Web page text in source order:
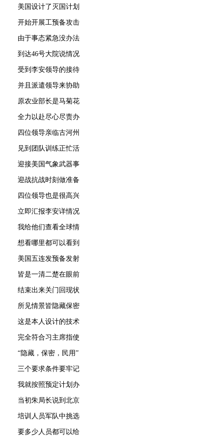
美国设计了灭国计划
开始开展工预备攻击
由于事态紧急没办法
到达46号大院说情况
受到李安领导的接待
并且派遣领导来协助
原农业部长是马菊花
全力以赴尽心尽责办
四位领导亲临古河州
见到团队训练正忙活
迎接美国气象武器事
迎战抗战时刻做准备
四位领导也是很高兴
立即汇报李安详情况
我给他们查看全球情
想看哪里都可以看到
美国五连发预备发射
皆是一清二楚在眼前
结束出来关门回现状
所见情景皆隐藏保密
这是本人设计的技术
完全符合习主席指使
“隐藏，保密，民用”
三个要求条件要牢记
我就按照预定计划办
当初朱局长说到北京
培训人员军队中挑选
要多少人员都可以给